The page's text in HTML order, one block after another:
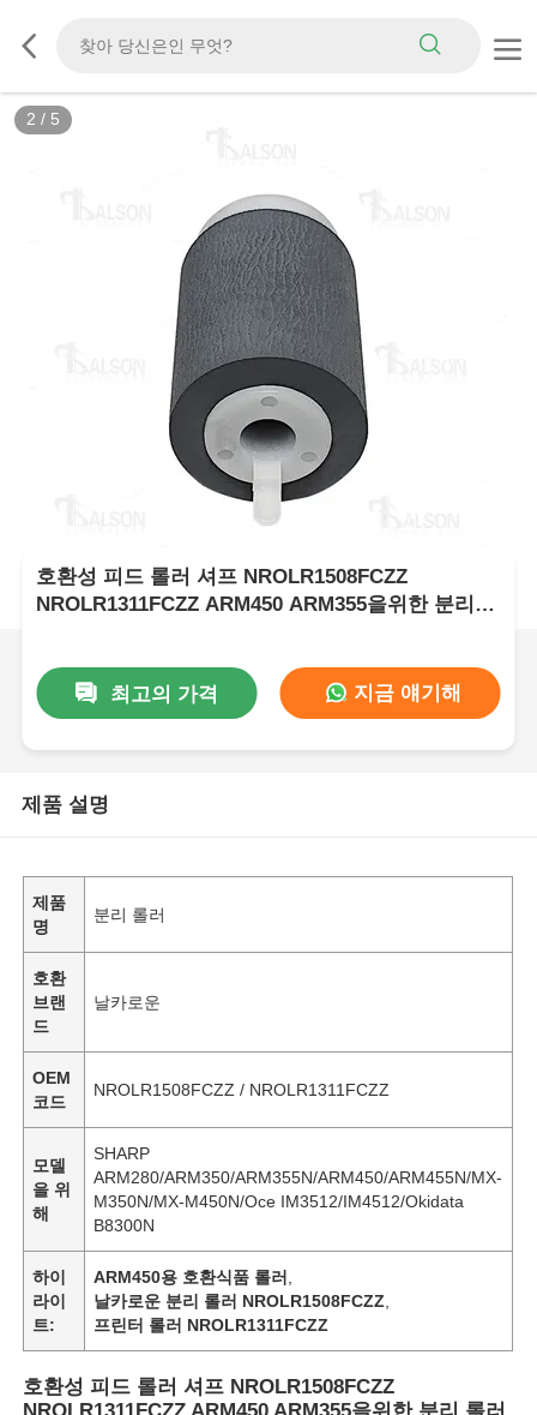
2 / 5
호환성 피드 롤러 셔프 NROLR1508FCZZ
NROLR1311FCZZ ARM450 ARM355을위한 분리
최고의 가격 지금 얘기해
제품 설명
제품
명
분리 롤러
호환
브랜
드
날카로운
OEM
코드
NROLR1508FCZZ / NROLR1311FCZZ
모델
을 위
해
SHARP
ARM280/ARM350/ARM355N/ARM450/ARM455N/MX-
M350N/MX-M450N/Oce IM3512/IM4512/Okidata
B8300N
하이
라이
트:
ARM450용 호환식품 롤러
날카로운 분리 롤러 NROLR1508FCZZ
프린터 롤러 NROLR1311FCZZ
호환성 피드 롤러 셔프 NROLR1508FCZZ
NROLR1311FCZZ ARM450 ARM355을위한 분리 롤러